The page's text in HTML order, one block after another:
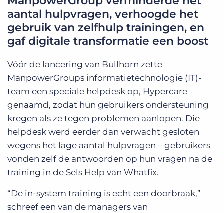
aantal hulpvragen, verhoogde het
gebruik van zelfhulp trainingen, en
gaf digitale transformatie een boost
Vóór de lancering van Bullhorn zette
ManpowerGroups informatietechnologie (IT)-
team een speciale helpdesk op, Hypercare
genaamd, zodat hun gebruikers ondersteuning
kregen als ze tegen problemen aanlopen. Die
helpdesk werd eerder dan verwacht gesloten
wegens het lage aantal hulpvragen – gebruikers
vonden zelf de antwoorden op hun vragen na de
training in de Sels Help van Whatfix.
“De in-system training is echt een doorbraak,”
schreef een van de managers van